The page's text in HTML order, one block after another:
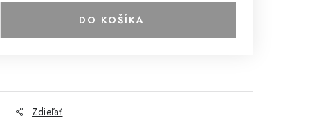
DO KOŠÍKA
Zdieľať